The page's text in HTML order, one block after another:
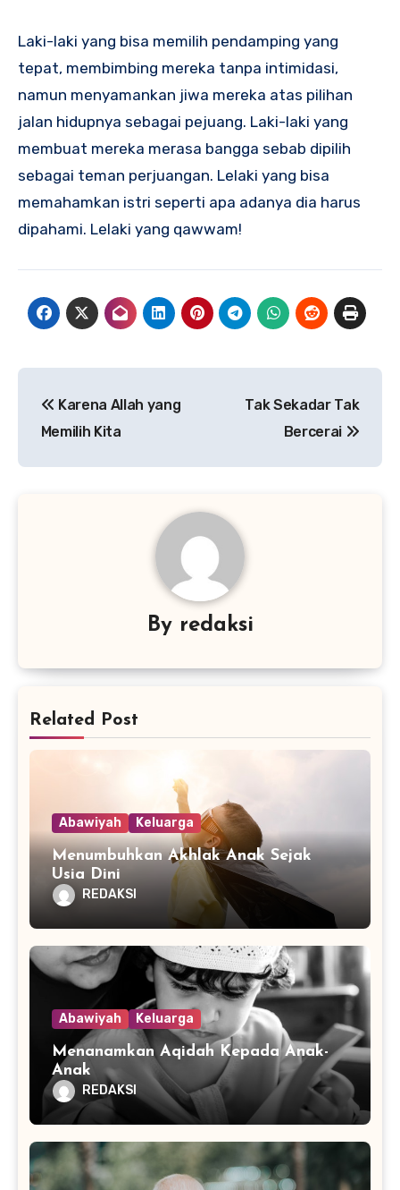
Laki-laki yang bisa memilih pendamping yang
tepat, membimbing mereka tanpa intimidasi,
namun menyamankan jiwa mereka atas pilihan
jalan hidupnya sebagai pejuang. Laki-laki yang
membuat mereka merasa bangga sebab dipilih
sebagai teman perjuangan. Lelaki yang bisa
memahamkan istri seperti apa adanya dia harus
dipahami. Lelaki yang qawwam!
pos
Karena Allah yang
Memilih Kita
Tak Sekadar Tak
Bercerai
By redaksi
Related Post
Abawiyah Keluarga
Menumbuhkan Akhlak Anak Sejak
Usia Dini
REDAKSI
Abawiyah Keluarga
Menanamkan Aqidah Kepada Anak-
Anak
REDAKSI